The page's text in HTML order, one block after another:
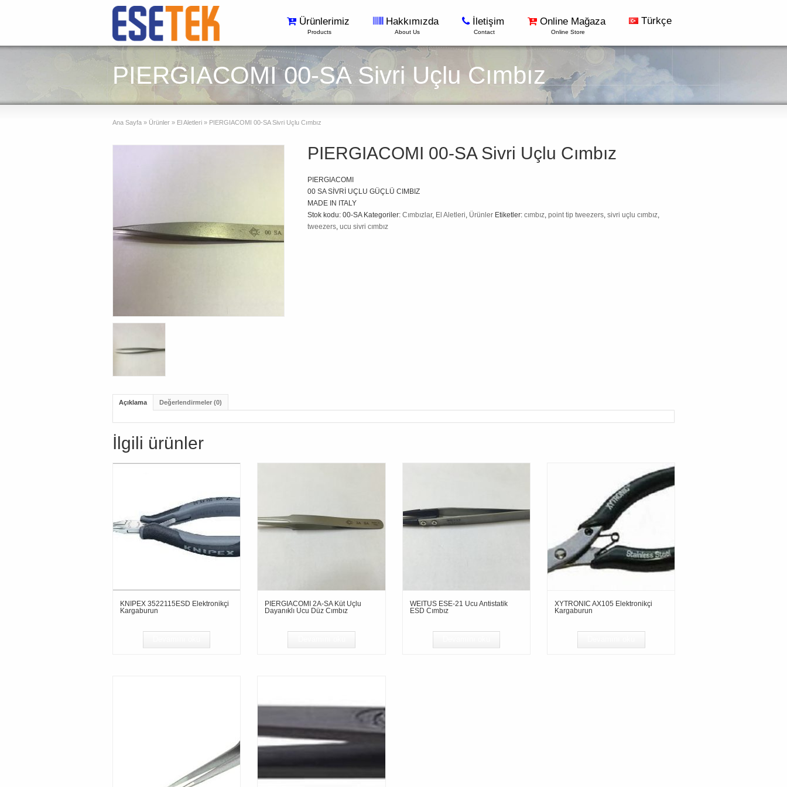
Ürünlerimiz
Products
Hakkımızda
About Us
İletişim
Contact
Online Mağaza
Online Store
Türkçe
PIERGIACOMI 00-SA Sivri Uçlu Cımbız
Ana Sayfa » Ürünler » El Aletleri » PIERGIACOMI 00-SA Sivri Uçlu Cımbız
PIERGIACOMI 00-SA Sivri Uçlu Cımbız
PIERGIACOMI
00 SA SİVRİ UÇLU GÜÇLÜ CIMBIZ
MADE IN ITALY
Stok kodu: 00-SA Kategoriler: Cımbızlar, El Aletleri, Ürünler Etiketler: cımbız, point tip tweezers, sivri uçlu cımbız,
tweezers, ucu sivri cımbız
Açıklama Değerlendirmeler (0)
İlgili ürünler
KNIPEX 3522115ESD Elektronikçi
Kargaburun
PIERGIACOMI 2A-SA Küt Uçlu
Dayanıklı Ucu Düz Cımbız
WEITUS ESE-21 Ucu Antistatik
ESD Cımbız
XYTRONIC AX105 Elektronikçi
Kargaburun